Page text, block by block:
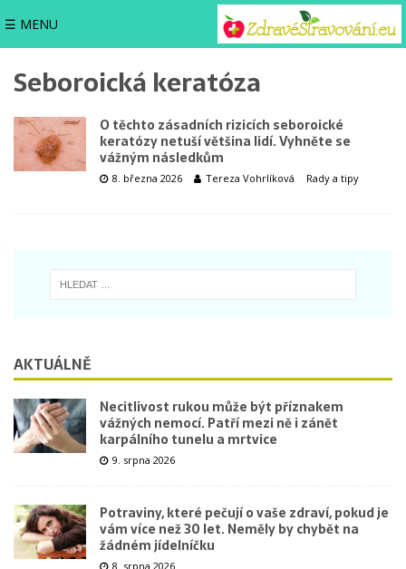
☰ MENU
Seboroická keratóza
O těchto zásadních rizicích seboroické
keratózy netuší většina lidí. Vyhněte se
vážným následkům
8. března 2026 Tereza Vohrlíková Rady a tipy
AKTUÁLNĚ
Necitlivost rukou může být příznakem
vážných nemocí. Patří mezi ně i zánět
karpálního tunelu a mrtvice
9. srpna 2026
Potraviny, které pečují o vaše zdraví, pokud je
vám více než 30 let. Neměly by chybět na
žádném jídelníčku
8. srpna 2026